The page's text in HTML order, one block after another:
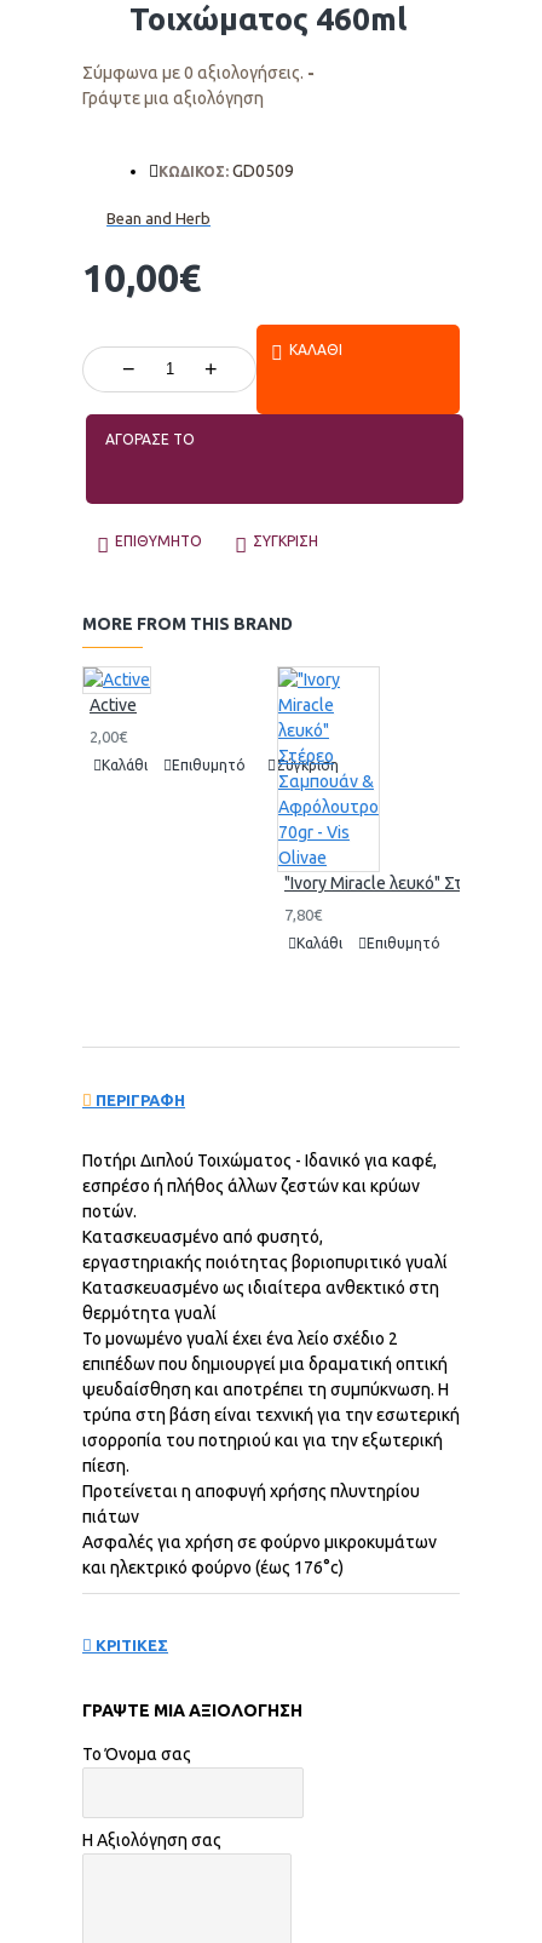
Τοιχώματος 460ml
Σύμφωνα με 0 αξιολογήσεις. -
Γράψτε μια αξιολόγηση
10,00€
ΚΩΔΙΚΟΣ: GD0509
Bean and Herb
− +
ΚΑΛΆΘΙ
ΑΓΟΡΑΣΕ ΤΟ
ΕΠΙΘΥΜΗΤΌ ΣΎΓΚΡΙΣΗ
MORE FROM THIS BRAND
Active
2,00€
Καλάθι Επιθυμητό Σύγκριση
"Ivory Miracle λευκό" Στέρεο
7,80€
Καλάθι Επιθυμητό
ΠΕΡΙΓΡΑΦΗ
Ποτήρι Διπλού Τοιχώματος - Ιδανικό για καφέ,
εσπρέσο ή πλήθος άλλων ζεστών και κρύων
ποτών.
Κατασκευασμένο από φυσητό,
εργαστηριακής ποιότητας βοριοπυριτικό γυαλί
Κατασκευασμένο ως ιδιαίτερα ανθεκτικό στη
θερμότητα γυαλί
Το μονωμένο γυαλί έχει ένα λείο σχέδιο 2
επιπέδων που δημιουργεί μια δραματική οπτική
ψευδαίσθηση και αποτρέπει τη συμπύκνωση. Η
τρύπα στη βάση είναι τεχνική για την εσωτερική
ισορροπία του ποτηριού και για την εξωτερική
πίεση.
Προτείνεται η αποφυγή χρήσης πλυντηρίου
πιάτων
Ασφαλές για χρήση σε φούρνο μικροκυμάτων
και ηλεκτρικό φούρνο (έως 176°c)
ΚΡΙΤΙΚΕΣ
ΓΡΆΨΤΕ ΜΙΑ ΑΞΙΟΛΌΓΗΣΗ
Το Όνομα σας
Η Αξιολόγηση σας